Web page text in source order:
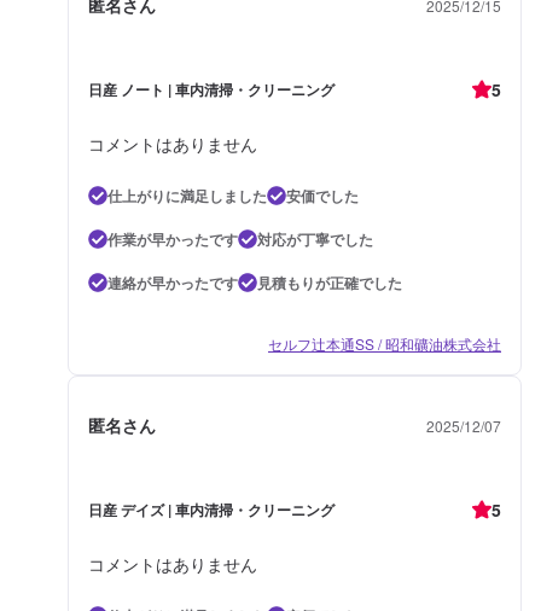
匿名さん 2025/12/15
日産 ノート | 車内清掃・クリーニング 5
コメントはありません
仕上がりに満足しました
安価でした
作業が早かったです
対応が丁寧でした
連絡が早かったです
見積もりが正確でした
セルフ辻本通SS / 昭和礦油株式会社
匿名さん 2025/12/07
日産 デイズ | 車内清掃・クリーニング 5
コメントはありません